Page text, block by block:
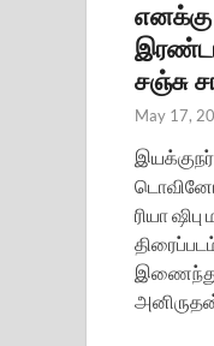
எனக்கு
சஞ்சு
May 17,
டொவினோ
ரியா
இணைந்து